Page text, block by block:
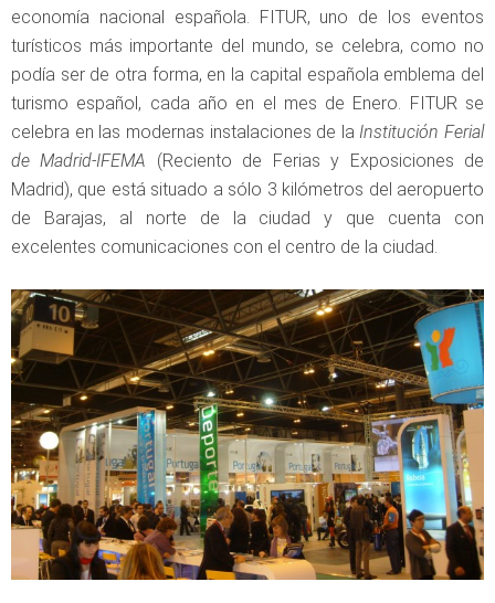
economía nacional española. FITUR, uno de los eventos
turísticos más importante del mundo, se celebra, como no
podía ser de otra forma, en la capital española emblema del
turismo español, cada año en el mes de Enero. FITUR se
celebra en las modernas instalaciones de la Institución Ferial
de Madrid-IFEMA (Reciento de Ferias y Exposiciones de
Madrid), que está situado a sólo 3 kilómetros del aeropuerto
de Barajas, al norte de la ciudad y que cuenta con
excelentes comunicaciones con el centro de la ciudad.